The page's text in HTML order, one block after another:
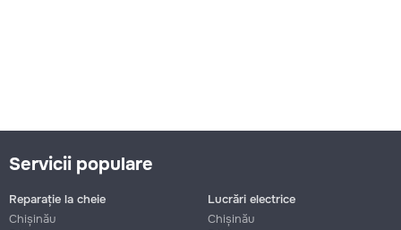
Servicii populare
Reparație la cheie
Chișinău
Lucrări electrice
Chișinău